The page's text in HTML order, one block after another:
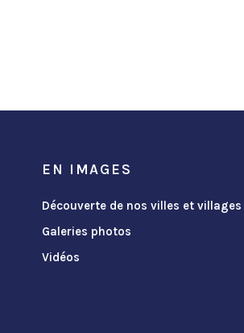
EN IMAGES
Découverte de nos villes et villages
Galeries photos
Vidéos